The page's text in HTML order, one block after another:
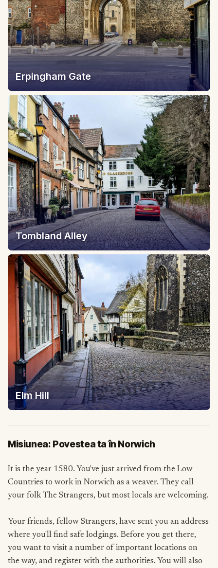
Erpingham Gate
Tombland Alley
Elm Hill
Misiunea: Povestea ta în Norwich
It is the year 1580. You've just arrived from the Low
Countries to work in Norwich as a weaver. They call
your folk The Strangers, but most locals are welcoming.
Your friends, fellow Strangers, have sent you an address
where you'll find safe lodgings. Before you get there,
you want to visit a number of important locations on
the way, and register with the authorities. You will also